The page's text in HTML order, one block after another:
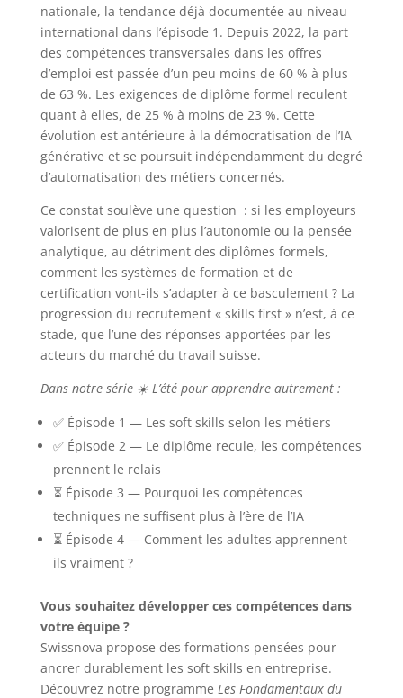
nationale, la tendance déjà documentée au niveau
international dans l’épisode 1. Depuis 2022, la part
des compétences transversales dans les offres
d’emploi est passée d’un peu moins de 60 % à plus
de 63 %. Les exigences de diplôme formel reculent
quant à elles, de 25 % à moins de 23 %. Cette
évolution est antérieure à la démocratisation de l’IA
générative et se poursuit indépendamment du degré
d’automatisation des métiers concernés.
Ce constat soulève une question : si les employeurs
valorisent de plus en plus l’autonomie ou la pensée
analytique, au détriment des diplômes formels,
comment les systèmes de formation et de
certification vont-ils s’adapter à ce basculement ? La
progression du recrutement « skills first » n’est, à ce
stade, que l’une des réponses apportées par les
acteurs du marché du travail suisse.
Dans notre série ☀️ L’été pour apprendre autrement :
✅ Épisode 1 — Les soft skills selon les métiers
✅ Épisode 2 — Le diplôme recule, les compétences
prennent le relais
⏳ Épisode 3 — Pourquoi les compétences
techniques ne suffisent plus à l’ère de l’IA
⏳ Épisode 4 — Comment les adultes apprennent-
ils vraiment ?
Vous souhaitez développer ces compétences dans
votre équipe ?
Swissnova propose des formations pensées pour
ancrer durablement les soft skills en entreprise.
Découvrez notre programme Les Fondamentaux du